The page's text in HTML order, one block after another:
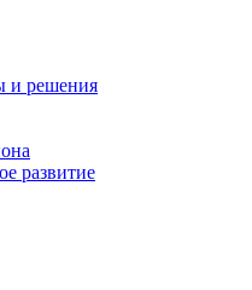
и решения
развитие